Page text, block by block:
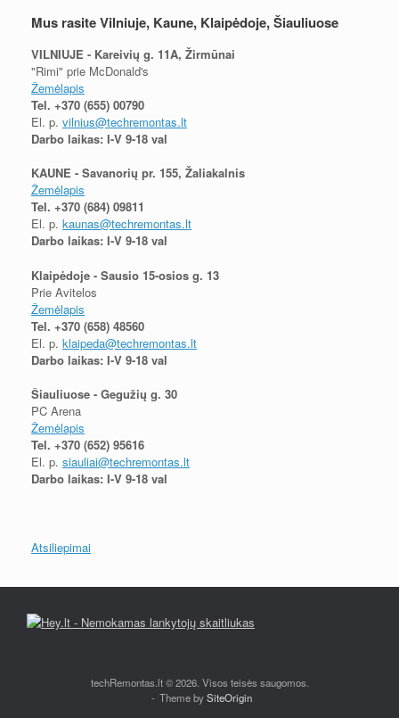
Mus rasite Vilniuje, Kaune, Klaipėdoje, Šiauliuose
VILNIUJE - Kareivių g. 11A, Žirmūnai
"Rimi" prie McDonald's
Žemėlapis
Tel. +370 (655) 00790
El. p. vilnius@techremontas.lt
Darbo laikas: I-V 9-18 val
KAUNE - Savanorių pr. 155, Žaliakalnis
Žemėlapis
Tel. +370 (684) 09811
El. p. kaunas@techremontas.lt
Darbo laikas: I-V 9-18 val
Klaipėdoje - Sausio 15-osios g. 13
Prie Avitelos
Žemėlapis
Tel. +370 (658) 48560
El. p. klaipeda@techremontas.lt
Darbo laikas: I-V 9-18 val
Šiauliuose - Gegužių g. 30
PC Arena
Žemėlapis
Tel. +370 (652) 95616
El. p. siauliai@techremontas.lt
Darbo laikas: I-V 9-18 val
Atsiliepimai
techRemontas.lt © 2026. Visos teisės saugomos.
Theme bySiteOrigin